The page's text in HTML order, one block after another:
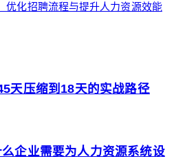
优化招聘流程与提升人力资源效能
天压缩到18天的实战路径
企业需要为人力资源系统设